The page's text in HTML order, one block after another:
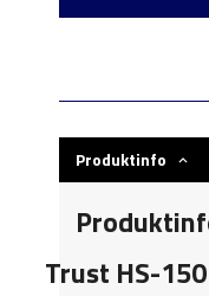
Produktinfo
Trust HS-